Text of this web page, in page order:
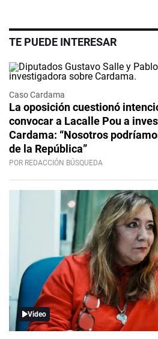
TE PUEDE INTERESAR
Caso Cardama
La oposición cuestionó
convocar a Lacalle Pou a
Cardama: “Nosotros
de la República”
POR REDACCIÓN BÚSQUEDA
Video